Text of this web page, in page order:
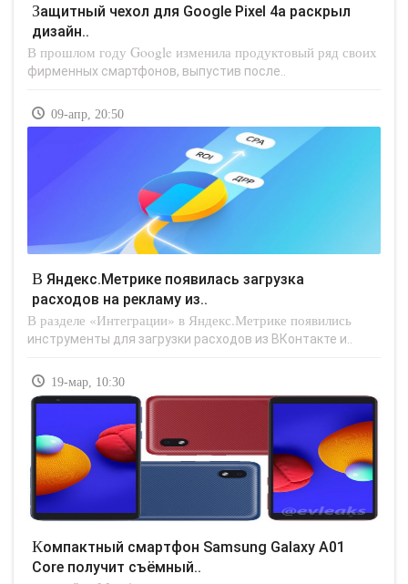
Защитный чехол для Google Pixel 4a раскрыл
дизайн..
В прошлом году Google изменила продуктовый ряд своих
фирменных смартфонов, выпустив после..
09-апр, 20:50
В Яндекс.Метрике появилась загрузка
расходов на рекламу из..
В разделе «Интеграции» в Яндекс.Метрике появились
инструменты для загрузки расходов из ВКонтакте и..
19-мар, 10:30
Компактный смартфон Samsung Galaxy A01
Core получит съёмный..